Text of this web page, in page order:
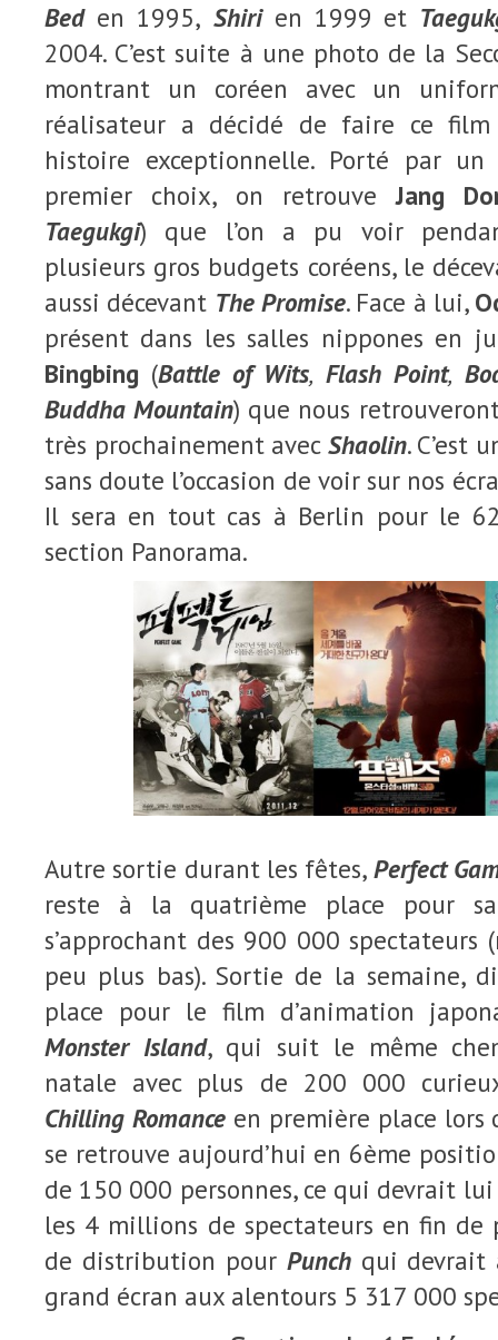
Beden 1995, Shirien 1999 et
2004. C’est suite à une photo de la
montrant un coréen avec un
réalisateur a décidé de faire ce
histoire exceptionnelle. Porté par
premier choix, on retrouveJang
Taegukgi) que l’on a pu voir
plusieurs gros budgets coréens, le
aussi décevant The Promise. Face à lui,
présent dans les salles nippones en
Bingbing (Battle of Wits, Flash Point,
Buddha Mountain) que nous
très prochainement avec Shaolin. C’est
sans doute l’occasion de voir sur nos
Il sera en tout cas à Berlin pour le
section Panorama.
Autre sortie durant les fêtes, Perfect
reste à la quatrième place pour sa
s’approchant des 900 000 spectateurs
peu plus bas). Sortie de la semaine,
place pour le film d’animation
Monster Island, qui suit le même
natale avec plus de 200 000
Chilling Romanceen première place
se retrouve aujourd’hui en 6ème
de 150 000 personnes, ce qui devrait
les 4 millions de spectateurs en fin de
de distribution pourPunchqui devrait
grand écran aux alentours 5 317 000